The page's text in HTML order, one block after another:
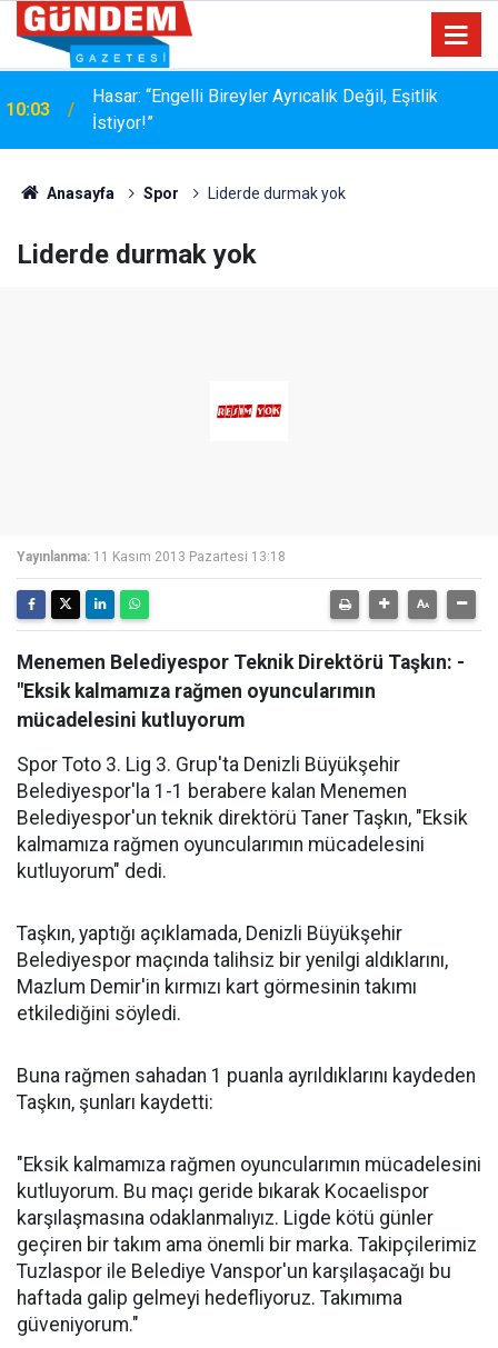
17:36
MÜŞTERİ HER ZAMAN HAKLIDIR… AMA HER
ZAMAN NAZİK DEĞİLDİR
Anasayfa Spor Liderde durmak yok
Liderde durmak yok
Yayınlanma: 11 Kasım 2013 Pazartesi 13:18
Menemen Belediyespor Teknik Direktörü Taşkın: -
"Eksik kalmamıza rağmen oyuncularımın
mücadelesini kutluyorum
Spor Toto 3. Lig 3. Grup'ta Denizli Büyükşehir
Belediyespor'la 1-1 berabere kalan Menemen
Belediyespor'un teknik direktörü Taner Taşkın, "Eksik
kalmamıza rağmen oyuncularımın mücadelesini
kutluyorum" dedi.
Taşkın, yaptığı açıklamada, Denizli Büyükşehir
Belediyespor maçında talihsiz bir yenilgi aldıklarını,
Mazlum Demir'in kırmızı kart görmesinin takımı
etkilediğini söyledi.
Buna rağmen sahadan 1 puanla ayrıldıklarını kaydeden
Taşkın, şunları kaydetti:
"Eksik kalmamıza rağmen oyuncularımın mücadelesini
kutluyorum. Bu maçı geride bıkarak Kocaelispor
karşılaşmasına odaklanmalıyız. Ligde kötü günler
geçiren bir takım ama önemli bir marka. Takipçilerimiz
Tuzlaspor ile Belediye Vanspor'un karşılaşacağı bu
haftada galip gelmeyi hedefliyoruz. Takımıma
güveniyorum."